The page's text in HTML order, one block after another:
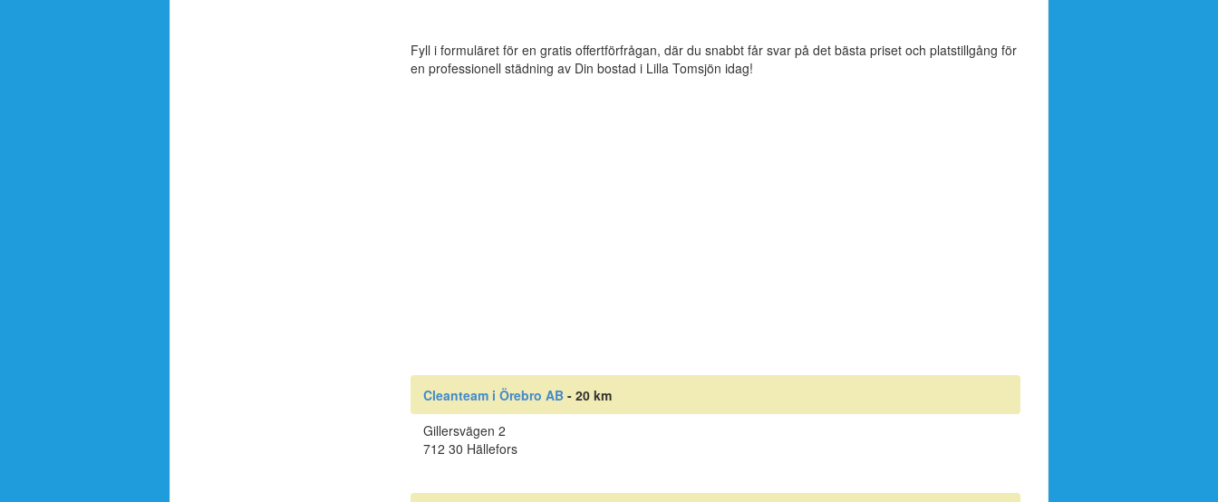
Fyll i formuläret för en gratis offertförfrågan, där du snabbt får svar på det bästa priset och platstillgång för
en professionell städning av Din bostad i Lilla Tomsjön idag!
Cleanteam i Örebro AB- 20 km
Gillersvägen 2
712 30 Hällefors